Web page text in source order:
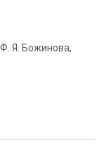
Ф. Я. Божинова,